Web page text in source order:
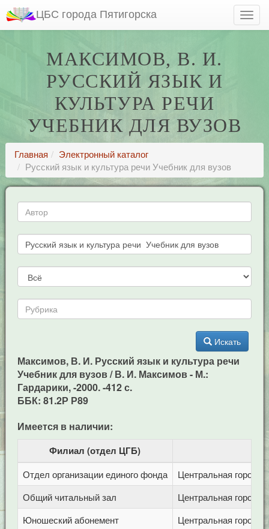
ЦБС города Пятигорска
МАКСИМОВ, В. И.
РУССКИЙ ЯЗЫК И
КУЛЬТУРА РЕЧИ
УЧЕБНИК ДЛЯ ВУЗОВ
Главная
Электронный каталог
Русский язык и культура речи Учебник для вузов
Искать
Максимов, В. И. Русский язык и культура речи
Учебник для вузов / В. И. Максимов - М.:
Гардарики, -2000. -412 с.
ББК: 81.2Р Р89
Имеется в наличии:
Филиал (отдел ЦГБ)
Отдел организации единого фонда
Центральная
Общий читальный зал
Центральная
Юношеский абонемент
Центральная